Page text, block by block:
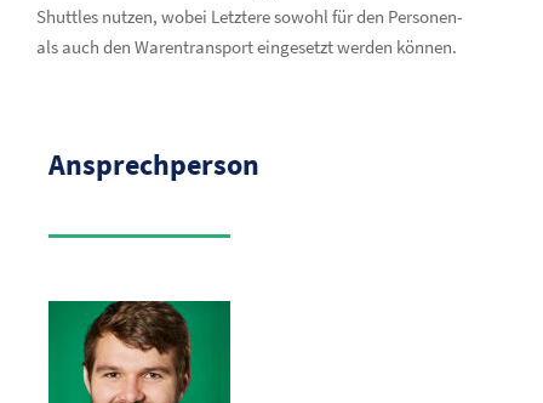
Shuttles nutzen, wobei Letztere sowohl für den Personen-
als auch den Warentransport eingesetzt werden können.
Ansprechperson